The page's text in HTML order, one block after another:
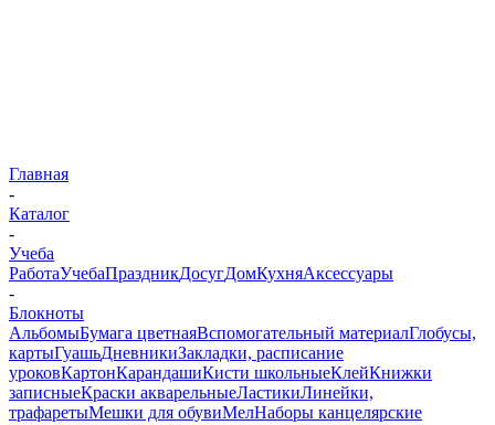
Главная
-
Каталог
-
Учеба
РаботаУчебаПраздникДосугДомКухняАксессуары
-
Блокноты
АльбомыБумага цветнаяВспомогательный материалГлобусы,
картыГуашьДневникиЗакладки, расписание
уроковКартонКарандашиКисти школьныеКлейКнижки
записныеКраски акварельныеЛастикиЛинейки,
трафаретыМешки для обувиМелНаборы канцелярские